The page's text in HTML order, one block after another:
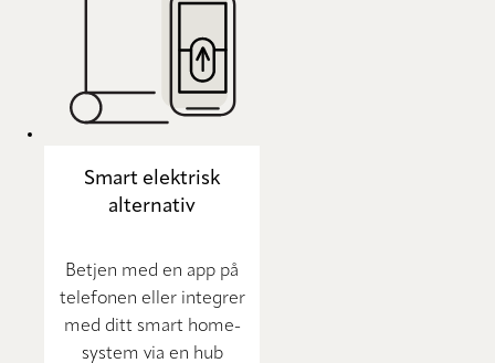
Smart elektrisk
alternativ
Betjen med en app på
telefonen eller integrer
med ditt smart home-
system via en hub